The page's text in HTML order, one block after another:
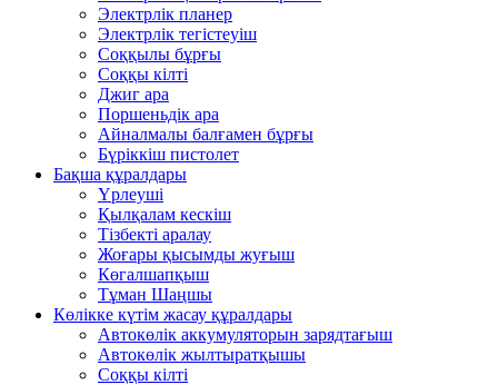
Электрлік планер
Электрлік тегістеуіш
Соққылы бұрғы
Соққы кілті
Джиг ара
Поршеньдік ара
Айналмалы балғамен бұрғы
Бүріккіш пистолет
Бақша құралдары
Үрлеуші
Қылқалам кескіш
Тізбекті аралау
Жоғары қысымды жуғыш
Көгалшапқыш
Тұман Шаңшы
Көлікке күтім жасау құралдары
Автокөлік аккумуляторын зарядтағыш
Автокөлік жылтыратқышы
Соққы кілті